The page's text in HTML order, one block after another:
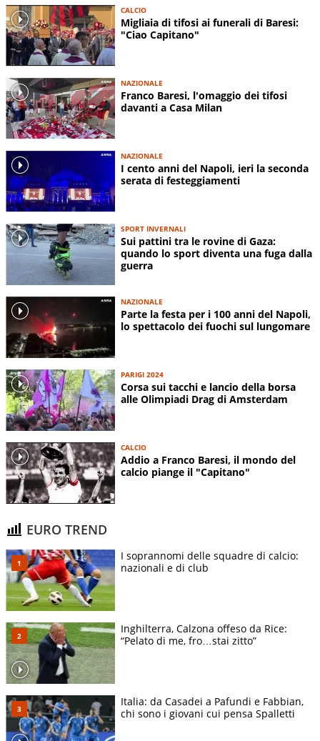
CALCIO
Migliaia di tifosi ai funerali di Baresi:
"Ciao Capitano"
NAZIONALE
Franco Baresi, l'omaggio dei tifosi
davanti a Casa Milan
NAZIONALE
I cento anni del Napoli, ieri la seconda
serata di festeggiamenti
SPORT INVERNALI
Sui pattini tra le rovine di Gaza:
quando lo sport diventa una fuga dalla
guerra
NAZIONALE
Parte la festa per i 100 anni del Napoli,
lo spettacolo dei fuochi sul lungomare
PARIGI 2024
Corsa sui tacchi e lancio della borsa
alle Olimpiadi Drag di Amsterdam
CALCIO
Addio a Franco Baresi, il mondo del
calcio piange il "Capitano"
EURO TREND
I soprannomi delle squadre di calcio:
nazionali e di club
Inghilterra, Calzona offeso da Rice:
“Pelato di me, fro…stai zitto”
Italia: da Casadei a Pafundi e Fabbian,
chi sono i giovani cui pensa Spalletti